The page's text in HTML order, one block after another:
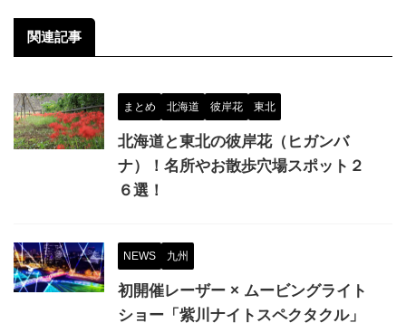
関連記事
まとめ 北海道 彼岸花 東北
北海道と東北の彼岸花（ヒガンバ
ナ）！名所やお散歩穴場スポット２
６選！
NEWS 九州
初開催レーザー × ムービングライト
ショー「紫川ナイトスペクタクル」